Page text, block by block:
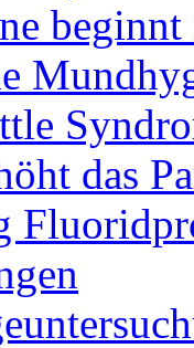
beginnt
das